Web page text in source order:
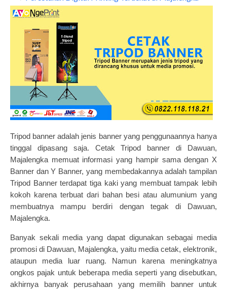
Tripod banner adalah jenis banner yang penggunaannya hanya
tinggal dipasang saja. Cetak Tripod banner di Dawuan,
Majalengka memuat informasi yang hampir sama dengan X
Banner dan Y Banner, yang membedakannya adalah tampilan
Tripod Banner terdapat tiga kaki yang membuat tampak lebih
kokoh karena terbuat dari bahan besi atau alumunium yang
membuatnya mampu berdiri dengan tegak di Dawuan,
Majalengka.
Banyak sekali media yang dapat digunakan sebagai media
promosi di Dawuan, Majalengka, yaitu media cetak, elektronik,
ataupun media luar ruang. Namun karena meningkatnya
ongkos pajak untuk beberapa media seperti yang disebutkan,
akhirnya banyak perusahaan yang memilih banner untuk